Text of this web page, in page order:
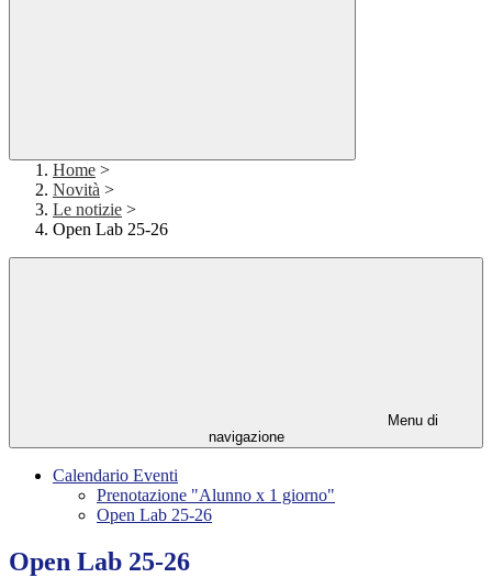
Home >
Novità >
Le notizie >
Open Lab 25-26
Menu di
navigazione
Calendario Eventi
Prenotazione "Alunno x 1 giorno"
Open Lab 25-26
Open Lab 25-26